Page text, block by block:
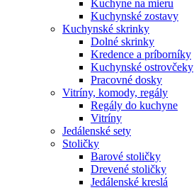
Kuchyne na mieru
Kuchynské zostavy
Kuchynské skrinky
Dolné skrinky
Kredence a príborníky
Kuchynské ostrovčeky
Pracovné dosky
Vitríny, komody, regály
Regály do kuchyne
Vitríny
Jedálenské sety
Stoličky
Barové stoličky
Drevené stoličky
Jedálenské kreslá